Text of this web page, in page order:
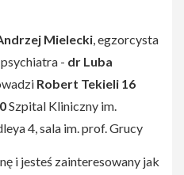
Mielecki, egzorcysta
psychiatra - dr Luba
Robert Tekieli 16
Szpital Kliniczny im.
4, sala im. prof. Grucy
i jesteś zainteresowany jak